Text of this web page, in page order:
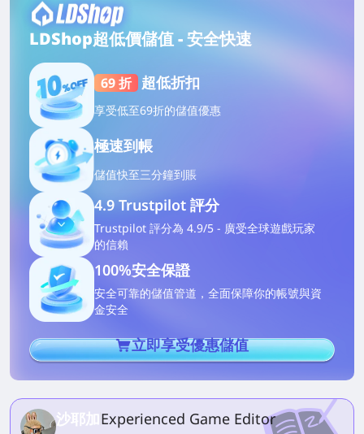
LDShop超低價儲值 - 安全快速
69 折 超低折扣
享受低至69折的儲值優惠
極速到帳
儲值快至三分鐘到賬
4.9 Trustpilot 評分
Trustpilot 評分為 4.9/5 - 廣受全球遊戲玩家
的信賴
100%安全保證
安全可靠的儲值管道，全面保障你的帳號與資
金安全
立即享受優惠儲值
沙耶加Experienced Game Editor